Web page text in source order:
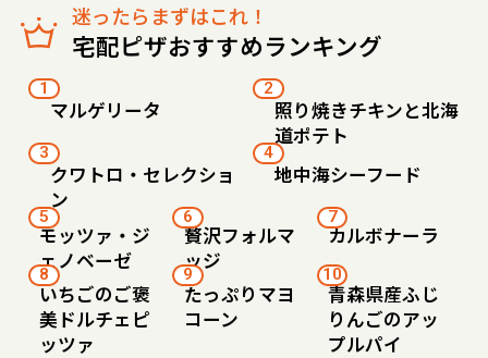
迷ったらまずはこれ！
宅配ピザおすすめランキング
1
マルゲリータ
2
照り焼きチキンと北海
道ポテト
3
クワトロ・セレクショ
ン
4
地中海シーフード
5
モッツァ・ジ
ェノベーゼ
6
贅沢フォルマ
ッジ
7
カルボナーラ
8
いちごのご褒
美ドルチェピ
ッツァ
9
たっぷりマヨ
コーン
10
青森県産ふじ
りんごのアッ
プルパイ